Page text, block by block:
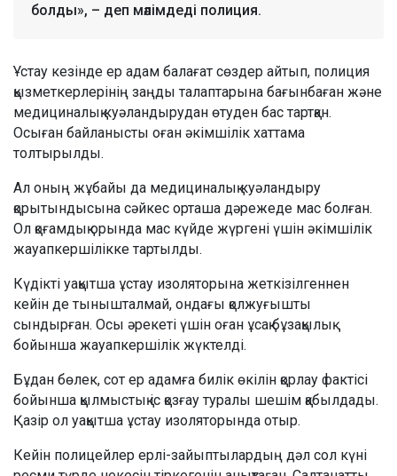
болды», – деп мәлімдеді полиция.
Ұстау кезінде ер адам балағат сөздер айтып, полиция
қызметкерлерінің заңды талаптарына бағынбаған және
медициналық куәландырудан өтуден бас тартқан.
Осыған байланысты оған әкімшілік хаттама
толтырылды.
Ал оның жұбайы да медициналық куәландыру
қорытындысына сәйкес орташа дәрежеде мас болған.
Ол қоғамдық орында мас күйде жүргені үшін әкімшілік
жауапкершілікке тартылды.
Күдікті уақытша ұстау изоляторына жеткізілгеннен
кейін де тынышталмай, ондағы қолжуғышты
сындырған. Осы әрекеті үшін оған ұсақ бұзақылық
бойынша жауапкершілік жүктелді.
Бұдан бөлек, сот ер адамға билік өкілін қорлау фактісі
бойынша қылмыстық іс қозғау туралы шешім қабылдады.
Қазір ол уақытша ұстау изоляторында отыр.
Кейін полицейлер ерлі-зайыптылардың дәл сол күні